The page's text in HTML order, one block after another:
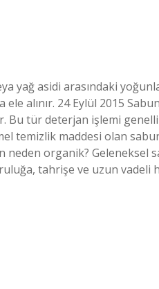
yağ asidi arasındaki
alınır. 24 Eylül 2015
Bu tür deterjan işlemi
temizlik maddesi olan
neden organik? Geleneksel
tahrişe ve uzun vadeli